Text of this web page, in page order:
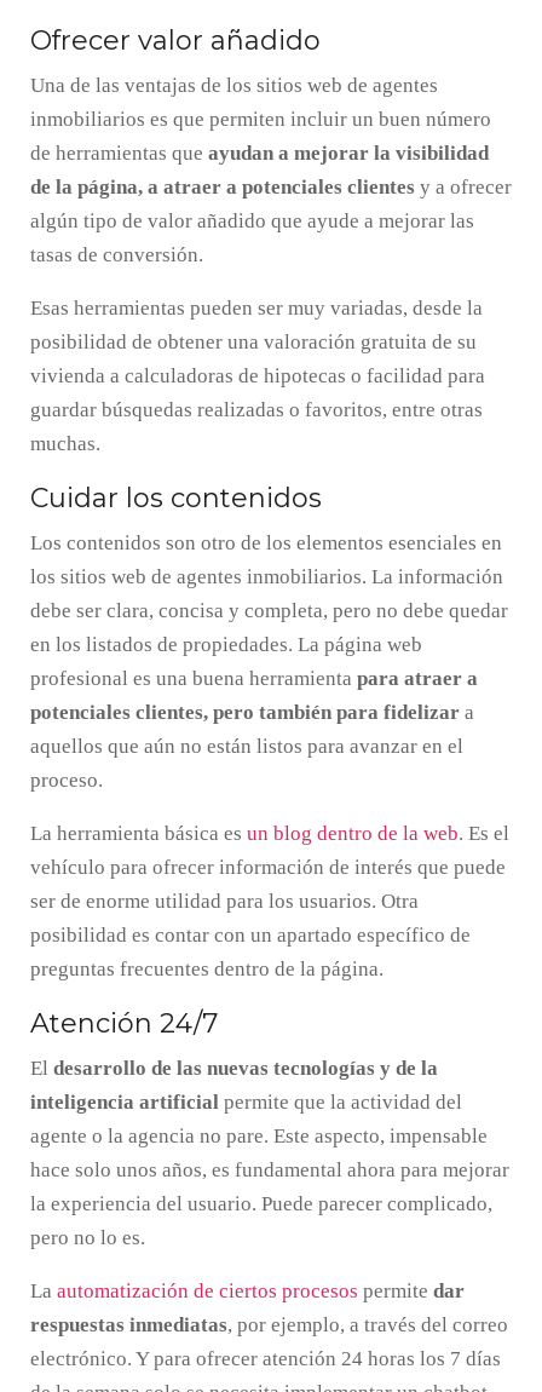
Ofrecer valor añadido
Una de las ventajas de los sitios web de agentes
inmobiliarios es que permiten incluir un buen número
de herramientas que ayudan a mejorar la visibilidad
de la página, a atraer a potenciales clientes y a ofrecer
algún tipo de valor añadido que ayude a mejorar las
tasas de conversión.
Esas herramientas pueden ser muy variadas, desde la
posibilidad de obtener una valoración gratuita de su
vivienda a calculadoras de hipotecas o facilidad para
guardar búsquedas realizadas o favoritos, entre otras
muchas.
Cuidar los contenidos
Los contenidos son otro de los elementos esenciales en
los sitios web de agentes inmobiliarios. La información
debe ser clara, concisa y completa, pero no debe quedar
en los listados de propiedades. La página web
profesional es una buena herramienta para atraer a
potenciales clientes, pero también para fidelizar a
aquellos que aún no están listos para avanzar en el
proceso.
La herramienta básica es un blog dentro de la web. Es el
vehículo para ofrecer información de interés que puede
ser de enorme utilidad para los usuarios. Otra
posibilidad es contar con un apartado específico de
preguntas frecuentes dentro de la página.
Atención 24/7
El desarrollo de las nuevas tecnologías y de la
inteligencia artificial permite que la actividad del
agente o la agencia no pare. Este aspecto, impensable
hace solo unos años, es fundamental ahora para mejorar
la experiencia del usuario. Puede parecer complicado,
pero no lo es.
La automatización de ciertos procesos permite dar
respuestas inmediatas, por ejemplo, a través del correo
electrónico. Y para ofrecer atención 24 horas los 7 días